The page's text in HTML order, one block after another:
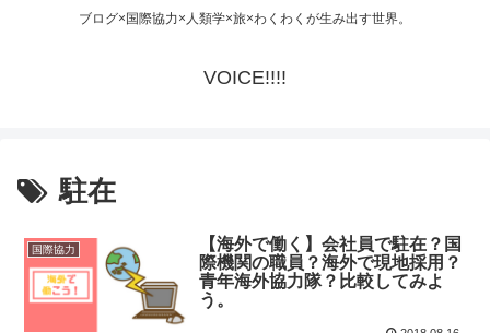
ブログ×国際協力×人類学×旅×わくわくが生み出す世界。
VOICE!!!!
駐在
国際協力
【海外で働く】会社員で駐在？国
際機関の職員？海外で現地採用？
青年海外協力隊？比較してみよ
う。